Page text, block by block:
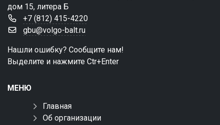
дом 15, литера Б
+7 (812) 415-4220
gbu@volgo-balt.ru
Нашли ошибку? Сообщите нам!
Выделите и нажмите Ctr+Enter
МЕНЮ
Главная
Об организации